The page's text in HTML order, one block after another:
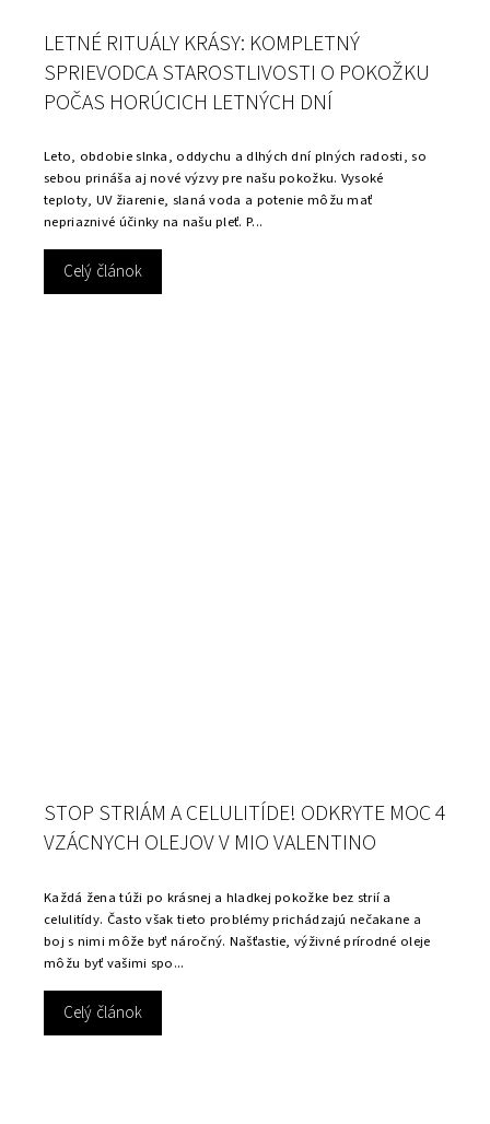
LETNÉ RITUÁLY KRÁSY: KOMPLETNÝ
SPRIEVODCA STAROSTLIVOSTI O POKOŽKU
POČAS HORÚCICH LETNÝCH DNÍ
Leto, obdobie slnka, oddychu a dlhých dní plných radosti, so
sebou prináša aj nové výzvy pre našu pokožku. Vysoké
teploty, UV žiarenie, slaná voda a potenie môžu mať
nepriaznivé účinky na našu pleť. P...
Celý článok
STOP STRIÁM A CELULITÍDE! ODKRYTE MOC 4
VZÁCNYCH OLEJOV V MIO VALENTINO
Každá žena túži po krásnej a hladkej pokožke bez strií a
celulitídy. Často však tieto problémy prichádzajú nečakane a
boj s nimi môže byť náročný. Našťastie, výživné prírodné oleje
môžu byť vašimi spo...
Celý článok